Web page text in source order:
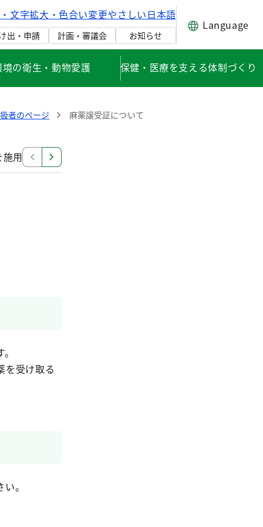
文字拡大・色合い変更やさしい日本語
出・申請 計画・審議会 お知らせ
Language
境の衛生・動物愛護 保健・医療を支える体制づくり
者のページ 麻薬譲受証について
用する獣医師等の方へ（ケタミン等麻薬の取扱いについ
を受け取る
。